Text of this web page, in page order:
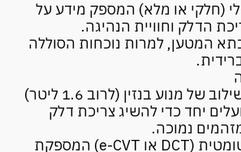
(חלקי או מלא) המספק מידע על
הדלק וחוויית הנהיגה.
המטען, למרות נוכחות הסוללה
הנעה היברידית: שילוב של מנוע בנזין (לרוב 1.6 ליטר)
יחד כדי להשיג צריכת דלק
נמוכה.
תיבת הילוכים אוטומטית (DCT או e-CVT) המספקת